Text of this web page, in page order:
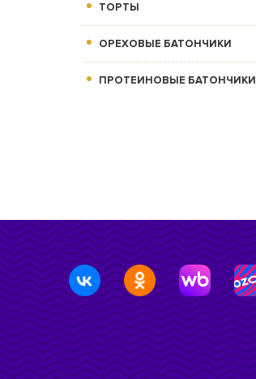
ТОРТЫ
ОРЕХОВЫЕ БАТОНЧИКИ
ПРОТЕИНОВЫЕ БАТОНЧИКИ